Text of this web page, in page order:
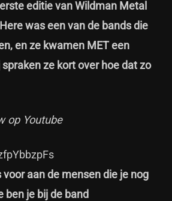
editie van Wildman Metal
was een van de bands die
en ze kwamen MET een
ze kort over hoe dat zo
op Youtube
aan de mensen die je nog
ben je bij de band